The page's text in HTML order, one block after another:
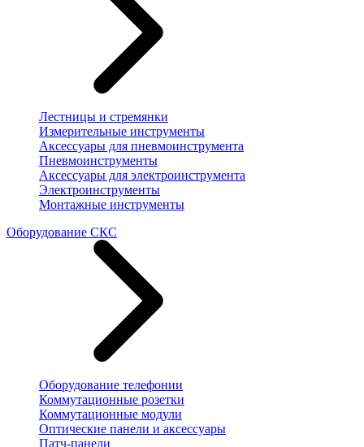
Лестницы и стремянки
Измерительные инструменты
Аксессуары для пневмоинструмента
Пневмоинструменты
Аксессуары для электроинструмента
Электроинструменты
Монтажные инструменты
Оборудование СКС
Оборудование телефонии
Коммутационные розетки
Коммутационные модули
Оптические панели и аксессуары
Патч-панели